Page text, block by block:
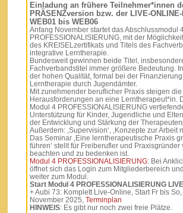
Einladung an frühere Teilnehmer*innen
PRÄSENZversion bzw. der LIVE-
WEB01 bis WEB06
Anfang November startet das Abschlussmodul
PROFESSIONALISIERUNG, mit der
des KREISELzertifikats und Titels des
integrative Lerntherapie.
Bundesweit gewinnen beide Titel,
Fachverbandstitel immer größere Bedeutung.
der hohen Qualität, formal bei der
Lerntherapie durch Jugendämter.
Mit zunehmender beruflicher Praxis steigen die
Herausforderungen an eine Lerntherapeut*in.
Modul 4 PROFESSIONALISIERUNG
Unterstützung für Kinder, Jugendliche und
der Entwicklung und Stärkung der
Außerdem: ‚Supervision‘, ‚Konzepte zur Arbeit
Das Seminar ‚Eine lerntherapeutische Praxis
führen‘ stellt für Freiberufler und Praxisgründer
beachten und zu bedenken ist.
Modul 4 PROFESSIONALISIERUNG: Bei
öffnet sich das Login zum Mitgliederbereich
weiter zum Modul.
Start Modul 4 PROFESSIONALISIERUNG
+ Aubi 73: Komplett Live-Online, Start Fr bis
November 2025,Terminplan
HINWEIS: Es gibt nur noch zwei freie Plätze.